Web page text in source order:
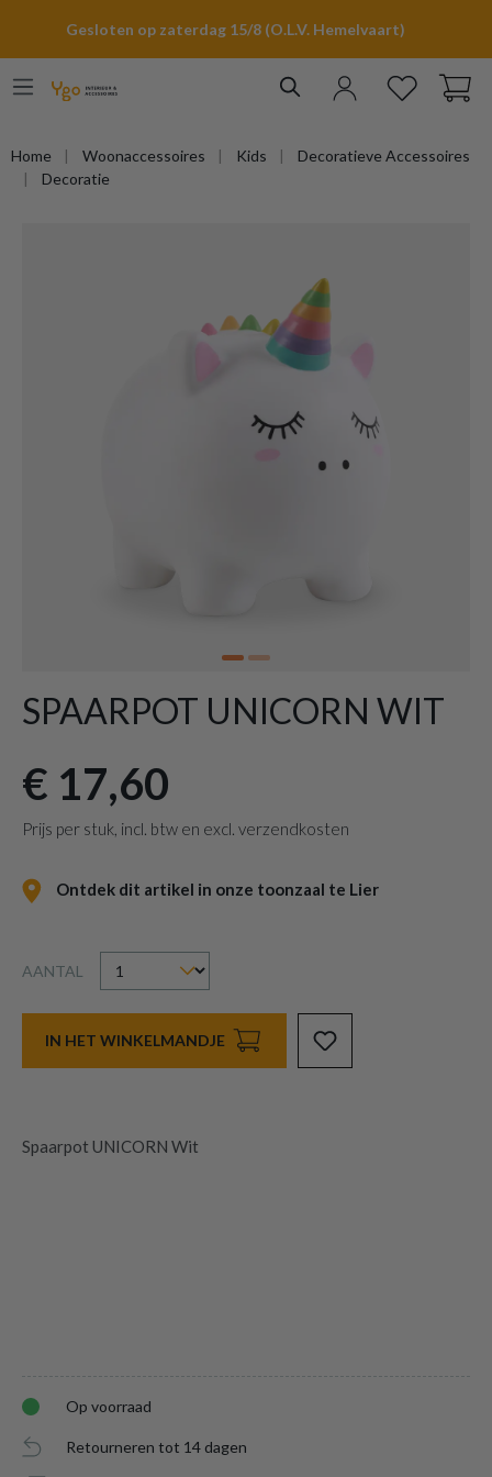
Gesloten op zaterdag 15/8 (O.L.V. Hemelvaart)
Home Woonaccessoires Kids
Decoratieve Accessoires
Decoratie
SPAARPOT UNICORN WIT
€ 17,60
Prijs per stuk, incl. btw en excl. verzendkosten
Ontdek dit artikel in onze toonzaal te Lier
AANTAL
IN HET WINKELMANDJE
Spaarpot UNICORN Wit
Op voorraad
Retourneren tot 14 dagen